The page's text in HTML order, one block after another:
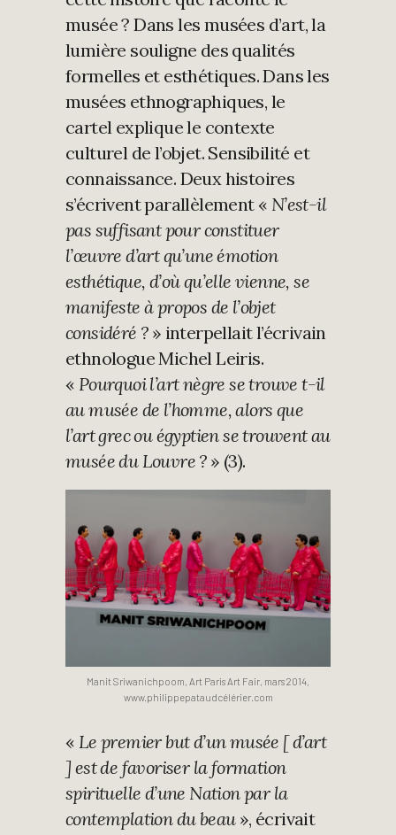
musée ? Dans les musées d’art, la
lumière souligne des qualités
formelles et esthétiques. Dans les
musées ethnographiques, le
cartel explique le contexte
culturel de l’objet. Sensibilité et
connaissance. Deux histoires
s’écrivent parallèlement « N’est-il
pas suffisant pour constituer
l’œuvre d’art qu’une émotion
esthétique, d’où qu’elle vienne, se
manifeste à propos de l’objet
considéré ? » interpellait l’écrivain
ethnologue Michel Leiris.
« Pourquoi l’art nègre se trouve t-il
au musée de l’homme, alors que
l’art grec ou égyptien se trouvent au
musée du Louvre ?» (3).
Manit Sriwanichpoom, Art Paris Art Fair, mars 2014,
www.philippepataudcélérier.com
« Le premier but d’un musée [ d’art
] est de favoriser la formation
spirituelle d’une Nation par la
contemplation du beau », écrivait